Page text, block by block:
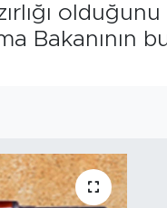
Bakanının